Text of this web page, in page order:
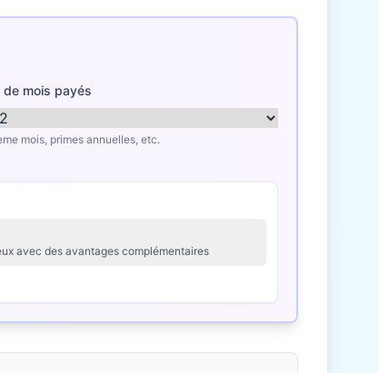
de mois payés
mois, primes annuelles, etc.
avec des avantages complémentaires